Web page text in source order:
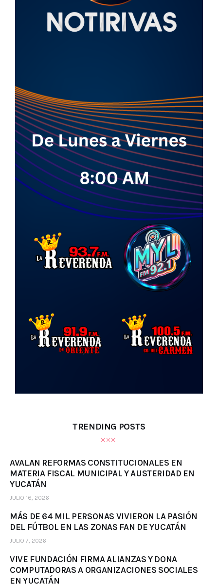
TRENDING POSTS
AVALAN REFORMAS CONSTITUCIONALES EN
MATERIA FISCAL MUNICIPAL Y AUSTERIDAD EN
YUCATÁN
JULIO 16, 2026
MÁS DE 64 MIL PERSONAS VIVIERON LA PASIÓN
DEL FÚTBOL EN LAS ZONAS FAN DE YUCATÁN
JULIO 7, 2026
VIVE FUNDACIÓN FIRMA ALIANZAS Y DONA
COMPUTADORAS A ORGANIZACIONES SOCIALES
EN YUCATÁN